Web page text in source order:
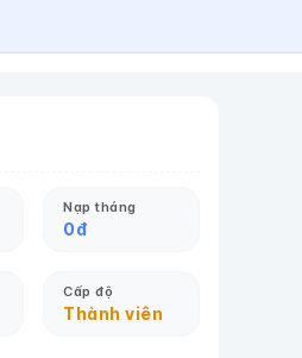
Nạp tháng
0đ
Cấp độ
Thành viên